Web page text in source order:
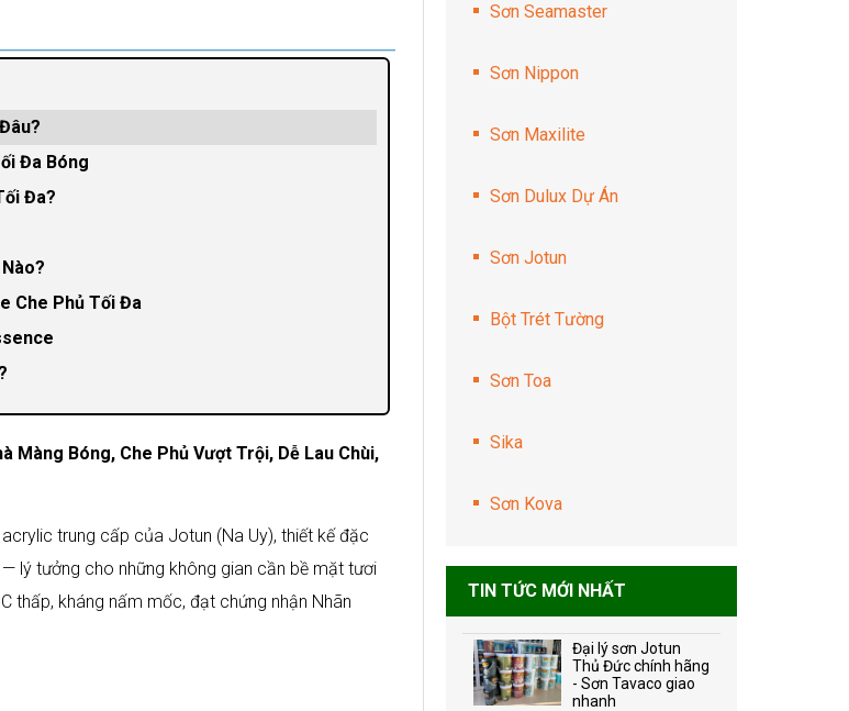
Đa Bóng
Đa?
Che Phủ Tối Đa
Màng Bóng, Che Phủ Vượt Trội, Dễ Lau Chùi,
trung cấp của Jotun (Na Uy), thiết kế đặc
lý tưởng cho những không gian cần bề mặt tươi
thấp, kháng nấm mốc, đạt chứng nhận Nhãn
Sơn Seamaster
Sơn Nippon
Sơn Maxilite
Sơn Dulux Dự Án
Sơn Jotun
Bột Trét Tường
Sơn Toa
Sika
Sơn Kova
TIN TỨC MỚI NHẤT
Đại lý sơn Jotun
Thủ Đức chính hãng
- Sơn Tavaco giao
nhanh